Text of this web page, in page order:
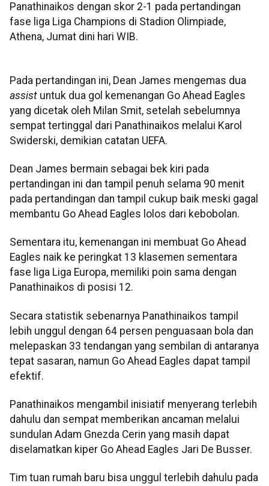
Panathinaikos dengan skor 2-1 pada pertandingan
fase liga Liga Champions di Stadion Olimpiade,
Athena, Jumat dini hari WIB.
Pada pertandingan ini, Dean James mengemas dua
assist untuk dua gol kemenangan Go Ahead Eagles
yang dicetak oleh Milan Smit, setelah sebelumnya
sempat tertinggal dari Panathinaikos melalui Karol
Swiderski, demikian catatan UEFA.
Dean James bermain sebagai bek kiri pada
pertandingan ini dan tampil penuh selama 90 menit
pada pertandingan dan tampil cukup baik meski gagal
membantu Go Ahead Eagles lolos dari kebobolan.
Sementara itu, kemenangan ini membuat Go Ahead
Eagles naik ke peringkat 13 klasemen sementara
fase liga Liga Europa, memiliki poin sama dengan
Panathinaikos di posisi 12.
Secara statistik sebenarnya Panathinaikos tampil
lebih unggul dengan 64 persen penguasaan bola dan
melepaskan 33 tendangan yang sembilan di antaranya
tepat sasaran, namun Go Ahead Eagles dapat tampil
efektif.
Panathinaikos mengambil inisiatif menyerang terlebih
dahulu dan sempat memberikan ancaman melalui
sundulan Adam Gnezda Cerin yang masih dapat
diselamatkan kiper Go Ahead Eagles Jari De Busser.
Tim tuan rumah baru bisa unggul terlebih dahulu pada